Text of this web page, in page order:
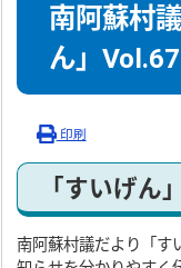
南阿蘇村
ん」Vol.67
印刷
「すいげん
南阿蘇村議だより「す